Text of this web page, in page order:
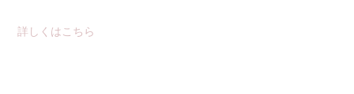
詳しくはこちら